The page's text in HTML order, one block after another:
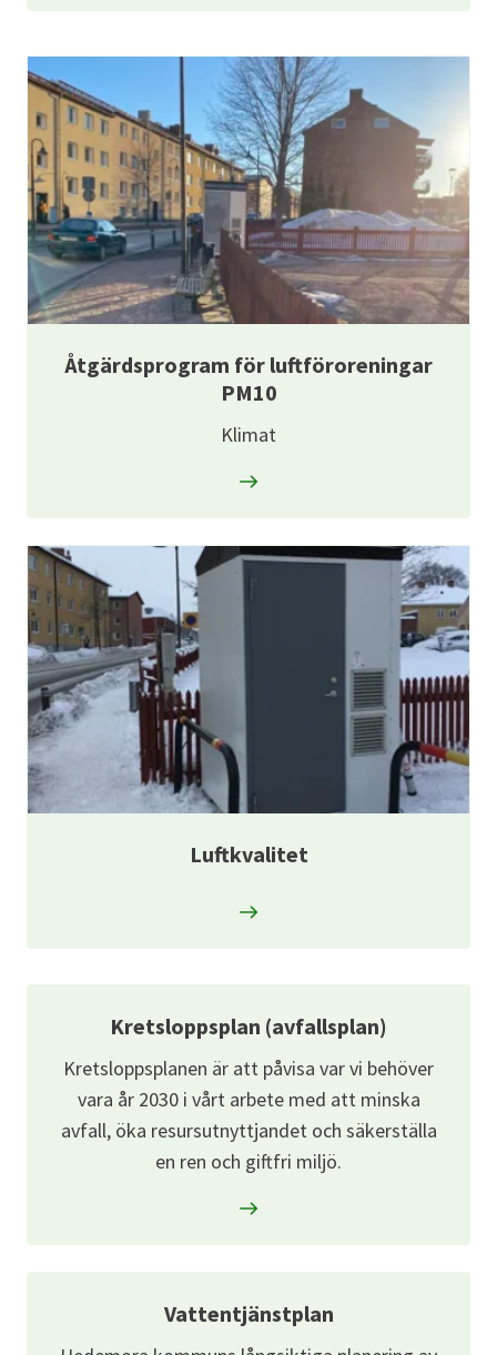
Åtgärdsprogram för luftföroreningar
PM10
Klimat
Luftkvalitet
Kretsloppsplan (avfallsplan)
Kretsloppsplanen är att påvisa var vi behöver
vara år 2030 i vårt arbete med att minska
avfall, öka resursutnyttjandet och säkerställa
en ren och giftfri miljö.
Vattentjänstplan